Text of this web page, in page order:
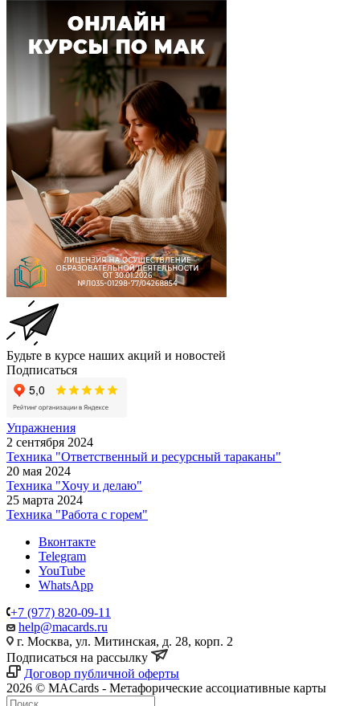
Будьте в курсе наших акций и новостей
Подписаться
Упражнения
2 сентября 2024
Техника "Ответственный и ресурсный тараканы"
20 мая 2024
Техника "Хочу и делаю"
25 марта 2024
Техника "Работа с горем"
Вконтакте
Telegram
YouTube
WhatsApp
+7 (977) 820-09-11
help@macards.ru
г. Москва, ул. Митинская, д. 28, корп. 2
Подписаться на рассылку
Договор публичной оферты
2026 © MACards - Метафорические ассоциативные карты